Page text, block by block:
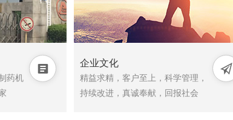
药机
 企业文化
精益求精，客户至上，科学管理，
持续改进，真诚奉献，回报社会
